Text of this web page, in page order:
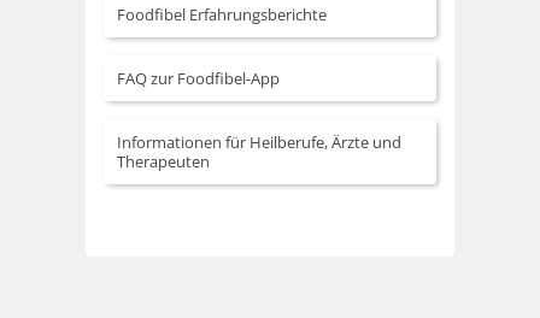
Foodfibel Erfahrungsberichte
FAQ zur Foodfibel-App
Informationen für Heilberufe, Ärzte und
Therapeuten